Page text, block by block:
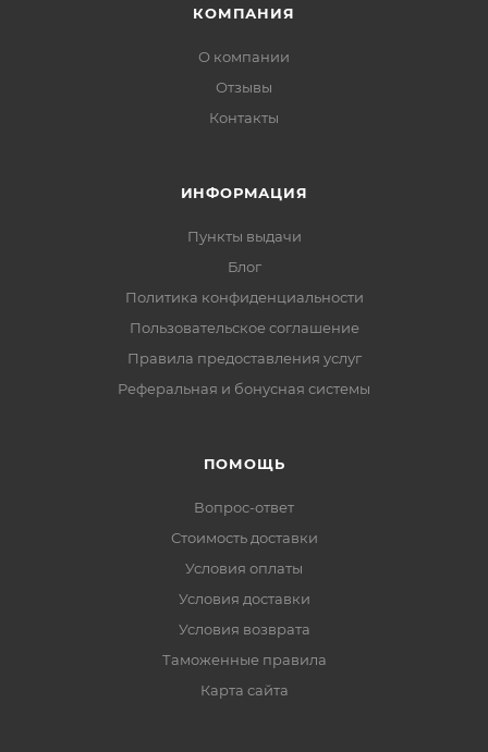
КОМПАНИЯ
О компании
Отзывы
Контакты
ИНФОРМАЦИЯ
Пункты выдачи
Блог
Политика конфиденциальности
Пользовательское соглашение
Правила предоставления услуг
Реферальная и бонусная системы
ПОМОЩЬ
Вопрос-ответ
Стоимость доставки
Условия оплаты
Условия доставки
Условия возврата
Таможенные правила
Карта сайта